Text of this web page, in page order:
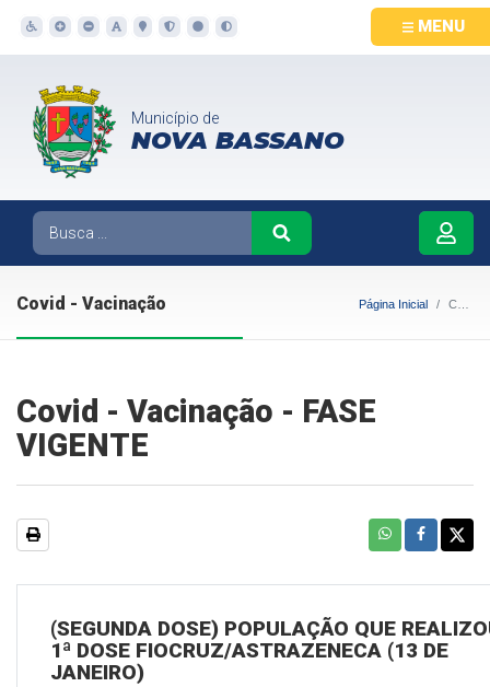
MENU
Município de
NOVA BASSANO
Covid - Vacinação Página Inicial Covid - Vacinação
Covid - Vacinação - FASE
VIGENTE
(SEGUNDA DOSE) POPULAÇÃO QUE
1ª DOSE FIOCRUZ/ASTRAZENECA (13 DE
JANEIRO)